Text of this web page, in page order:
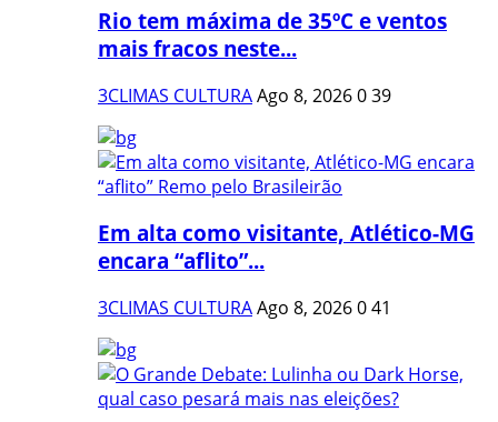
Rio tem máxima de 35ºC e ventos
mais fracos neste...
3CLIMAS CULTURAAgo 8, 2026039
Em alta como visitante, Atlético-MG
encara “aflito”...
3CLIMAS CULTURAAgo 8, 2026041